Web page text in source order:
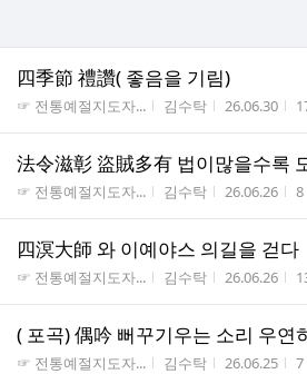
四季節 禮讚( 좋음을 기림)
게시판명
☞ 전통예절지도자... 작성자
김수탁 작성시간
26.06.30
法令滋彰 盜賊多有 법이많을수록
게시판명
☞ 전통예절지도자... 작성자
김수탁 작성시간
26.06.26 8
四溟大師 와 이예야스 의길을 걷다
게시판명
☞ 전통예절지도자... 작성자
김수탁 작성시간
26.06.26
( 포곡) 偶吟 뻐꾸기우는 소리 우연
게시판명
☞ 전통예절지도자... 작성자
김수탁 작성시간
26.06.25 7